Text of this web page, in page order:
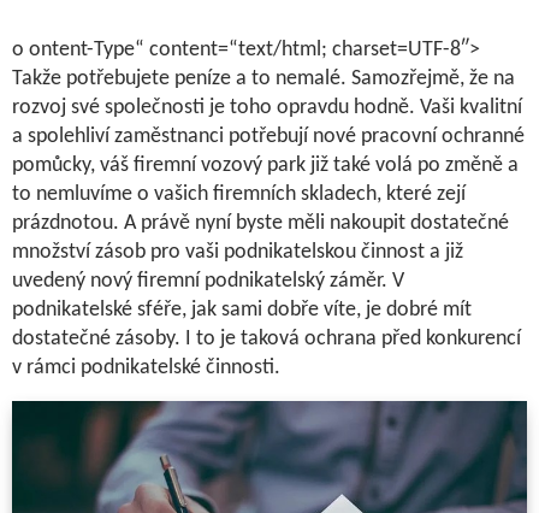
o ontent-Type“ content=“text/html; charset=UTF-8″>
Takže potřebujete peníze a to nemalé. Samozřejmě, že na
rozvoj své společnosti je toho opravdu hodně. Vaši kvalitní
a spolehliví zaměstnanci potřebují nové pracovní ochranné
pomůcky, váš firemní vozový park již také volá po změně a
to nemluvíme o vašich firemních skladech, které zejí
prázdnotou. A právě nyní byste měli nakoupit dostatečné
množství zásob pro vaši podnikatelskou činnost a již
uvedený nový firemní podnikatelský záměr. V
podnikatelské sféře, jak sami dobře víte, je dobré mít
dostatečné zásoby. I to je taková ochrana před konkurencí
v rámci podnikatelské činnosti.